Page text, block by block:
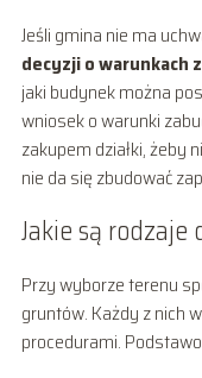
Jeśli gmina nie ma
decyzji o warunkach
jaki budynek można
wniosek o warunki
zakupem działki, żeby
nie da się zbudować
Jakie są rodzaje
Przy wyborze terenu
gruntów. Każdy z nich
procedurami.